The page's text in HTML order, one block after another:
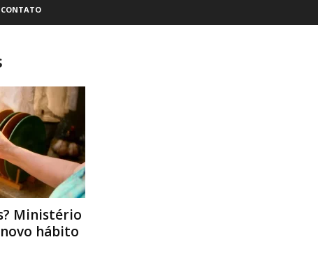
CONTATO
Ministério
hábito